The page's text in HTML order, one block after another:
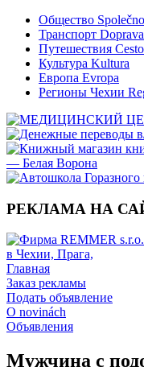
Общество
Транспорт Doprava
Путешествия
Культура Kultura
Европа Evropa
Регионы Чехии
РЕКЛАМА НА
Главная
Заказ рекламы
Подать объявление
O novinách
Объявления
Мужчина с